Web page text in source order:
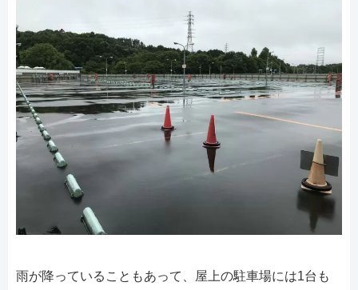
雨が降っていることもあって、屋上の駐車場には1台も